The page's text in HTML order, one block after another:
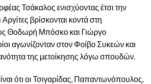
Τσάκαλος ενισχύοντας έτσι την
βρίσκονται κοντά στη
Θοδωρή Μπόσκο και Γιώργο
αγωνίζονταν στον Φοίβο Συκεών και
της μετοίκησης λόγω σπουδών.
ότι οι Τσιγαρίδας, Παπαντωνόπουλος,